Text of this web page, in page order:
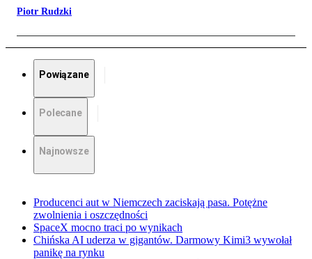
Piotr Rudzki
Powiązane
Polecane
Najnowsze
Producenci aut w Niemczech zaciskają pasa. Potężne
zwolnienia i oszczędności
SpaceX mocno traci po wynikach
Chińska AI uderza w gigantów. Darmowy Kimi3 wywołał
panikę na rynku